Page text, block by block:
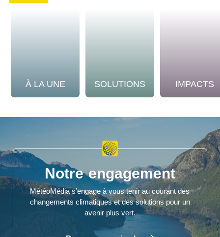
À LA UNE SOLUTIONS IMPACTS
Notre engagement
MétéoMédia s’engage à vous tenir au courant des
changements climatiques et des solutions pour un
avenir plus vert.